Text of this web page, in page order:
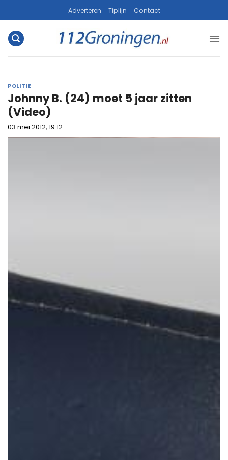
naar
inhoud
Adverteren Tiplijn Contact
POLITIE
Johnny B. (24) moet 5 jaar zitten
(Video)
03 mei 2012, 19:12